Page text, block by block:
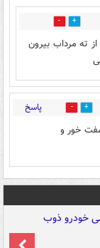
1
ته مرداب بیرون
3 پاسخ
خور و